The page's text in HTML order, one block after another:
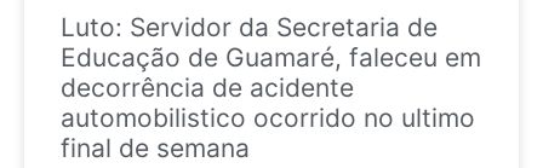
Luto: Servidor da Secretaria de
Educação de Guamaré, faleceu em
decorrência de acidente
automobilistico ocorrido no ultimo
final de semana